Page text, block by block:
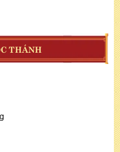
THÁNH